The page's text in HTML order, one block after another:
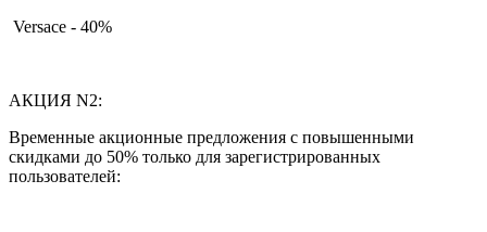
Versace - 40%
АКЦИЯ N2:
Временные акционные предложения с повышенными
скидками до 50% только для зарегистрированных
пользователей: